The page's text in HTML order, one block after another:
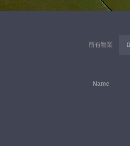
所有物業
Name